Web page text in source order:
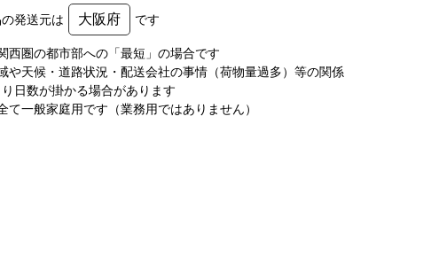
発送元は 大阪府 です
西圏の都市部への「最短」の場合です
や天候・道路状況・配送会社の事情（荷物量過多）等の関係
日数が掛かる場合があります
て一般家庭用です（業務用ではありません）